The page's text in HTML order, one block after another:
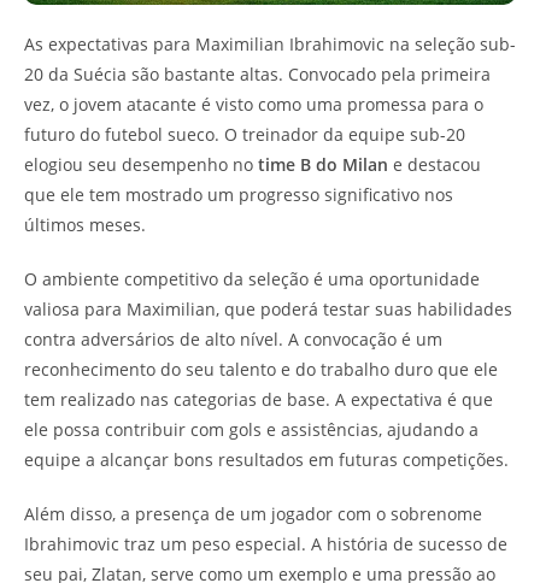
As expectativas para Maximilian Ibrahimovic na seleção sub-
20 da Suécia são bastante altas. Convocado pela primeira
vez, o jovem atacante é visto como uma promessa para o
futuro do futebol sueco. O treinador da equipe sub-20
elogiou seu desempenho no time B do Milan e destacou
que ele tem mostrado um progresso significativo nos
últimos meses.
O ambiente competitivo da seleção é uma oportunidade
valiosa para Maximilian, que poderá testar suas habilidades
contra adversários de alto nível. A convocação é um
reconhecimento do seu talento e do trabalho duro que ele
tem realizado nas categorias de base. A expectativa é que
ele possa contribuir com gols e assistências, ajudando a
equipe a alcançar bons resultados em futuras competições.
Além disso, a presença de um jogador com o sobrenome
Ibrahimovic traz um peso especial. A história de sucesso de
seu pai, Zlatan, serve como um exemplo e uma pressão ao